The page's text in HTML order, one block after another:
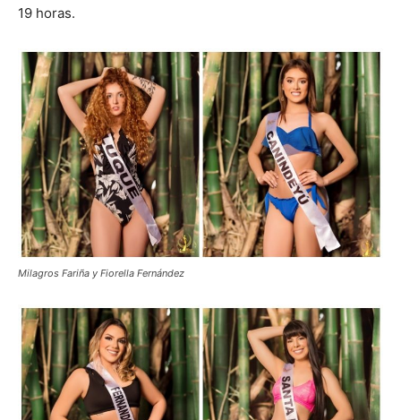
19 horas.
Milagros Fariña y Fiorella Fernández